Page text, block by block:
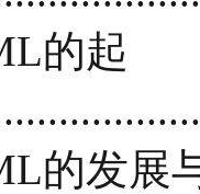
的起
的发展